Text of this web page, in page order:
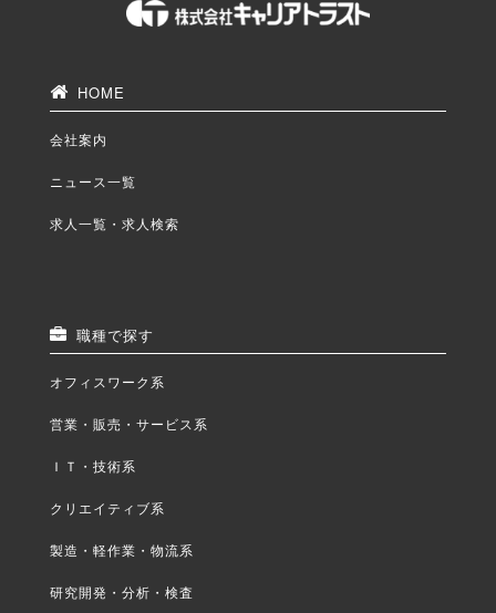
HOME
会社案内
ニュース一覧
求人一覧・求人検索
職種で探す
オフィスワーク系
営業・販売・サービス系
ＩＴ・技術系
クリエイティブ系
製造・軽作業・物流系
研究開発・分析・検査